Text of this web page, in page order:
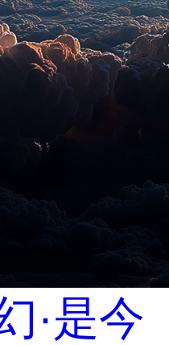
·是今